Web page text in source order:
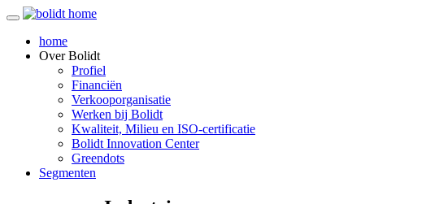
home
OverBolidt
Profiel
Financiën
Verkooporganisatie
Werken bij Bolidt
Kwaliteit, Milieu en ISO-certificatie
Bolidt Innovation Center
Greendots
Segmenten